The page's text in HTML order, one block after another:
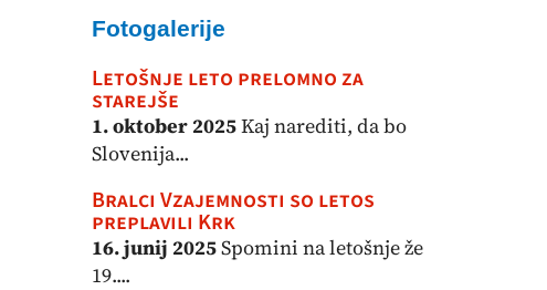
Fotogalerije
Letošnje leto prelomno za
starejše
1. oktober 2025Kaj narediti, da bo
Slovenija...
Bralci Vzajemnosti so letos
preplavili Krk
16. junij 2025Spomini na letošnje že
19....